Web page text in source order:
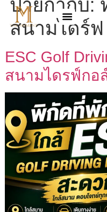
ป้ายกำกับ:
สนามไดร์ฟ
ESC Golf
สนามไดรฟ์กอ